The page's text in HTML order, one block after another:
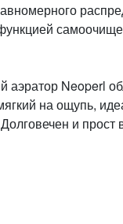
аэратор Neoperl
на ощупь,
и прост